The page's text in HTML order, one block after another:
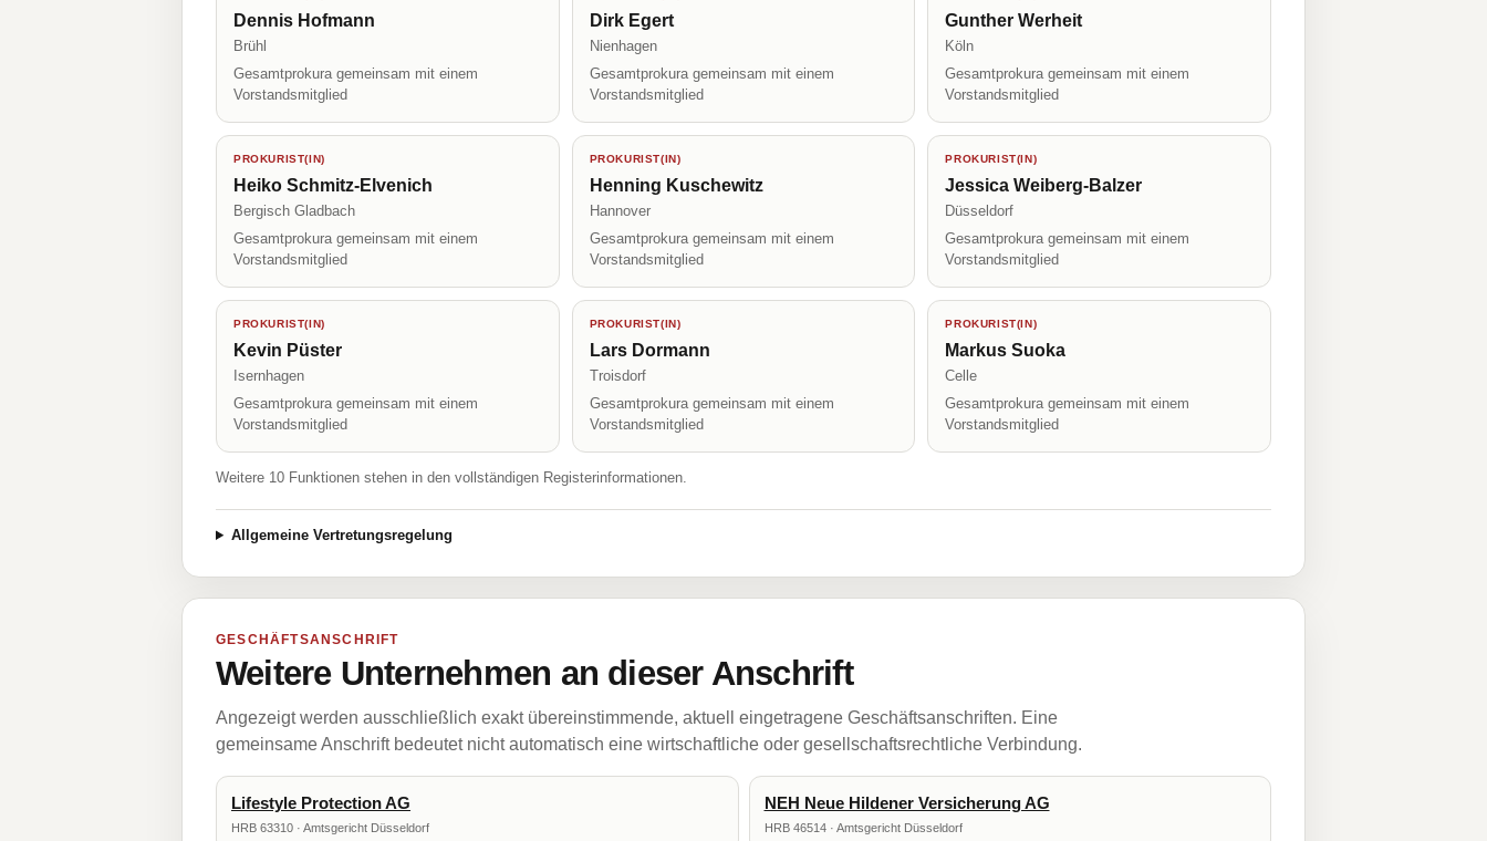
Dennis Hofmann
Brühl
Gesamtprokura gemeinsam mit einem
Vorstandsmitglied
Dirk Egert
Nienhagen
Gesamtprokura gemeinsam mit einem
Vorstandsmitglied
Gunther Werheit
Köln
Gesamtprokura gemeinsam mit einem
Vorstandsmitglied
PROKURIST(IN)
Heiko Schmitz-Elvenich
Bergisch Gladbach
Gesamtprokura gemeinsam mit einem
Vorstandsmitglied
PROKURIST(IN)
Henning Kuschewitz
Hannover
Gesamtprokura gemeinsam mit einem
Vorstandsmitglied
PROKURIST(IN)
Jessica Weiberg-Balzer
Düsseldorf
Gesamtprokura gemeinsam mit einem
Vorstandsmitglied
PROKURIST(IN)
Kevin Püster
Isernhagen
Gesamtprokura gemeinsam mit einem
Vorstandsmitglied
PROKURIST(IN)
Lars Dormann
Troisdorf
Gesamtprokura gemeinsam mit einem
Vorstandsmitglied
PROKURIST(IN)
Markus Suoka
Celle
Gesamtprokura gemeinsam mit einem
Vorstandsmitglied
Weitere 10 Funktionen stehen in den vollständigen Registerinformationen.
Allgemeine Vertretungsregelung
GESCHÄFTSANSCHRIFT
Weitere Unternehmen an dieser Anschrift
Angezeigt werden ausschließlich exakt übereinstimmende, aktuell eingetragene Geschäftsanschriften. Eine
gemeinsame Anschrift bedeutet nicht automatisch eine wirtschaftliche oder gesellschaftsrechtliche Verbindung.
Lifestyle Protection AG
HRB 63310 · Amtsgericht Düsseldorf
NEH Neue Hildener Versicherung AG
HRB 46514 · Amtsgericht Düsseldorf